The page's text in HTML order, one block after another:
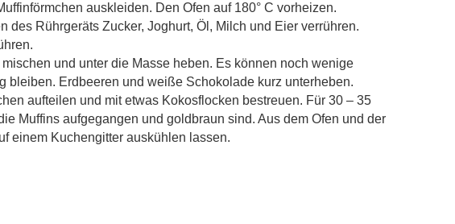
auskleiden. Den Ofen auf 180° C vorheizen.
des Rührgeräts Zucker, Joghurt, Öl, Milch und Eier verrühren.
und unter die Masse heben. Es können noch wenige
bleiben. Erdbeeren und weiße Schokolade kurz unterheben.
aufteilen und mit etwas Kokosflocken bestreuen. Für 30 – 35
Muffins aufgegangen und goldbraun sind. Aus dem Ofen und der
einem Kuchengitter auskühlen lassen.